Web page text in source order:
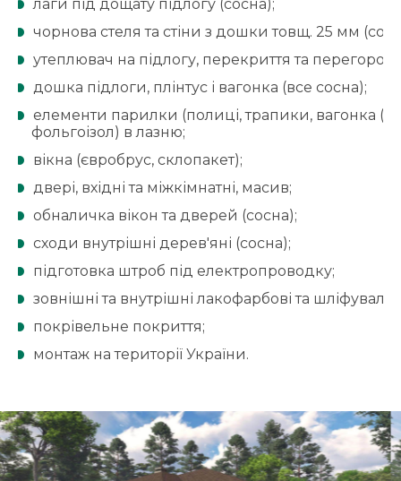
лаги під дощату підлогу (сосна);
чорнова стеля та стіни з дошки товщ. 25 мм
утеплювач на підлогу, перекриття та
дошка підлоги, плінтус і вагонка (все сосна);
елементи парилки (полиці, трапики, вагонка (всі
фольгоізол) в лазню;
вікна (євробрус, склопакет);
двері, вхідні та міжкімнатні, масив;
обналичка вікон та дверей (сосна);
сходи внутрішні дерев'яні (сосна);
підготовка штроб під електропроводку;
зовнішні та внутрішні лакофарбові та
покрівельне покриття;
монтаж на території України.